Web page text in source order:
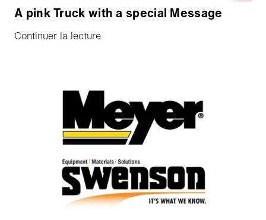
A pink Truck with a special Message
Continuer la lecture